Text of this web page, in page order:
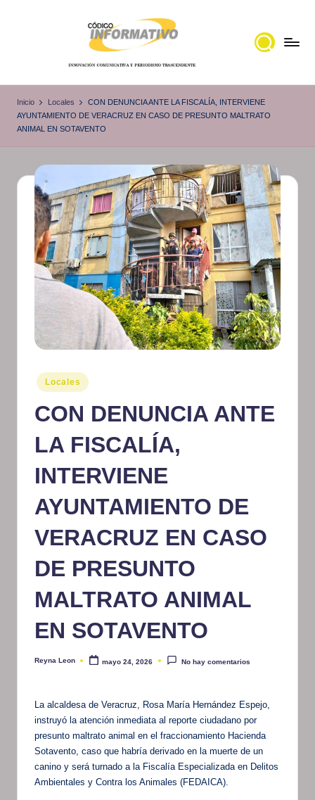
ó
d
o
I
n
f
o
m
iv
o
noticias
Locales,
Inicio Locales
CON DENUNCIA ANTE LA FISCALÍA, INTERVIENE
AYUNTAMIENTO DE VERACRUZ EN CASO DE PRESUNTO MALTRATO
ANIMAL EN SOTAVENTO
Publicado
en
Locales
CON DENUNCIA ANTE
LA FISCALÍA,
INTERVIENE
AYUNTAMIENTO DE
VERACRUZ EN CASO
DE PRESUNTO
MALTRATO ANIMAL
EN SOTAVENTO
Publicado
Reyna Leon mayo 24, 2026 No hay comentarios
La alcaldesa de Veracruz, Rosa María Hernández Espejo,
instruyó la atención inmediata al reporte ciudadano por
presunto maltrato animal en el fraccionamiento Hacienda
Sotavento, caso que habría derivado en la muerte de un
canino y será turnado a la Fiscalía Especializada en Delitos
Ambientales y Contra los Animales (FEDAICA).